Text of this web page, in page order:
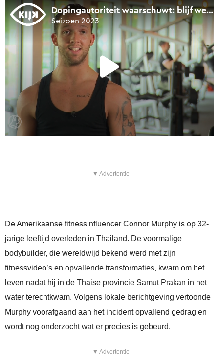
▼ Advertentie
De Amerikaanse fitnessinfluencer Connor Murphy is op 32-
jarige leeftijd overleden in Thailand. De voormalige
bodybuilder, die wereldwijd bekend werd met zijn
fitnessvideo’s en opvallende transformaties, kwam om het
leven nadat hij in de Thaise provincie Samut Prakan in het
water terechtkwam. Volgens lokale berichtgeving vertoonde
Murphy voorafgaand aan het incident opvallend gedrag en
wordt nog onderzocht wat er precies is gebeurd.
▼ Advertentie